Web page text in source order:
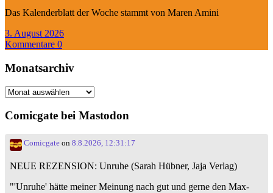
Das Kalenderblatt der Woche stammt von Maren Amini
3. August 2026
Kommentare 0
Monatsarchiv
Monatsarchiv
Comicgate bei Mastodon
Comicgate on 8.8.2026, 12:31:17
NEUE REZENSION: Unruhe (Sarah Hübner, Jaja Verlag)
"'Unruhe' hätte meiner Meinung nach gut und gerne den Max-